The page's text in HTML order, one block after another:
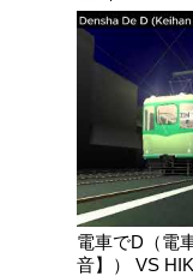
電車でD（電
音】） VS